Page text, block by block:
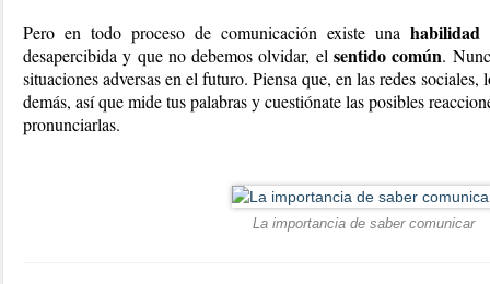
Pero en todo proceso de comunicación existe una habilidad
desapercibida y que no debemos olvidar, el sentido común.
situaciones adversas en el futuro. Piensa que, en las redes
demás, así que mide tus palabras y cuestiónate las posibles
pronunciarlas.
La importancia de saber comunicar